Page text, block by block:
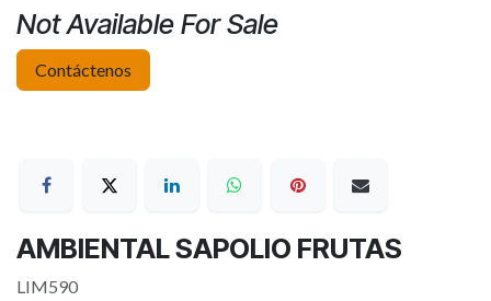
Not Available For Sale
Contáctenos
AMBIENTAL SAPOLIO FRUTAS
LIM590